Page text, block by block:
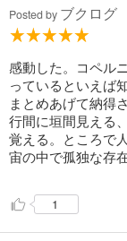
Posted by ブクログ
感動した。コペル
っているといえば
まとめあげて納得
行間に垣間見える
覚える。ところで
宙の中で孤独な存
1